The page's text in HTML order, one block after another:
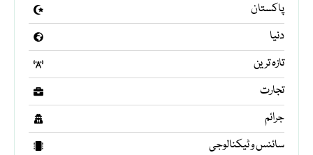
پاکستان
دنیا
تازہ ترین
تجارت
جرائم
سائنس و ٹیکنالوجی